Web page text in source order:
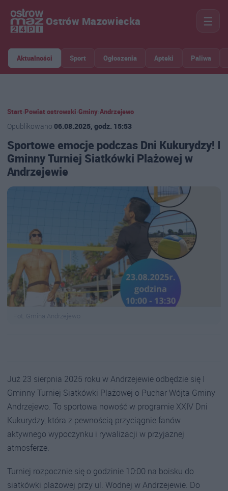
Ostrów Mazowiecka ☰
Aktualności Sport Ogłoszenia Apteki Paliwa
Start Powiat ostrowski Gminy Andrzejewo
Opublikowano 06.08.2025, godz. 15:53
Sportowe emocje podczas Dni Kukurydzy! I
Gminny Turniej Siatkówki Plażowej w
Andrzejewie
Fot. Gmina Andrzejewo
Już 23 sierpnia 2025 roku w Andrzejewie odbędzie się I
Gminny Turniej Siatkówki Plażowej o Puchar Wójta Gminy
Andrzejewo. To sportowa nowość w programie XXIV Dni
Kukurydzy, która z pewnością przyciągnie fanów
aktywnego wypoczynku i rywalizacji w przyjaznej
atmosferze.
Turniej rozpocznie się o godzinie 10:00 na boisku do
siatkówki plażowej przy ul. Wodnej w Andrzejewie. Do